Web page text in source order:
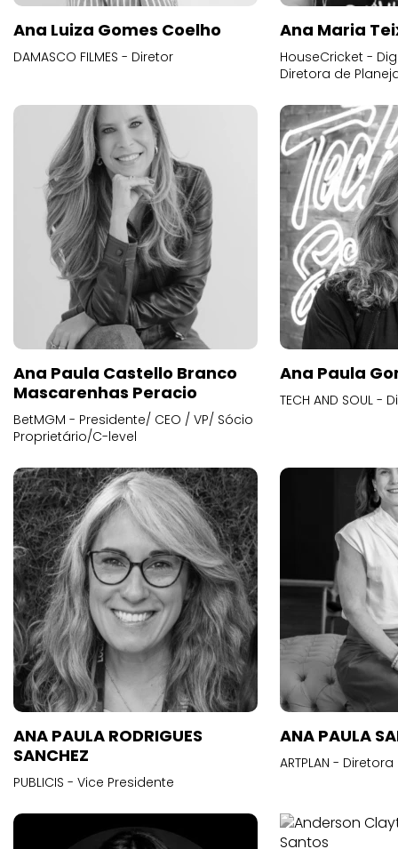
Ana Luiza Gomes Coelho
DAMASCO FILMES - Diretor
Ana Maria
HouseCricket -
Diretora de
Ana Paula Castello Branco
Mascarenhas Peracio
BetMGM - Presidente/ CEO / VP/ Sócio
Proprietário/C-level
Ana Paula
TECH AND SOUL
ANA PAULA RODRIGUES
SANCHEZ
PUBLICIS - Vice Presidente
ANA PAULA
ARTPLAN -